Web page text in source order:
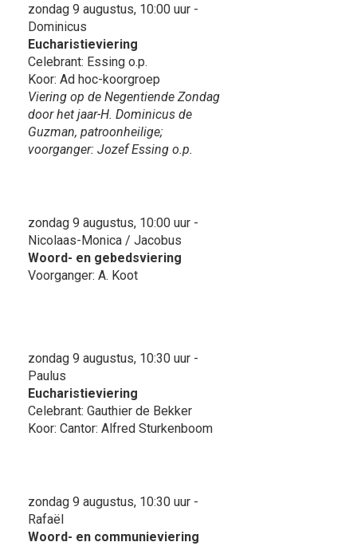
zondag 9 augustus, 10:00 uur -
Dominicus
Eucharistieviering
Celebrant: Essing o.p.
Koor: Ad hoc-koorgroep
Viering op de Negentiende Zondag
door het jaar-H. Dominicus de
Guzman, patroonheilige;
voorganger: Jozef Essing o.p.
zondag 9 augustus, 10:00 uur -
Nicolaas-Monica / Jacobus
Woord- en gebedsviering
Voorganger: A. Koot
zondag 9 augustus, 10:30 uur -
Paulus
Eucharistieviering
Celebrant: Gauthier de Bekker
Koor: Cantor: Alfred Sturkenboom
zondag 9 augustus, 10:30 uur -
Rafaël
Woord- en communieviering